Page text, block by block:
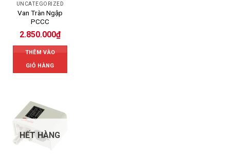
UNCATEGORIZED
Van Tràn Ngập
PCCC
2.850.000₫
THÊM VÀO
GIỎ HÀNG
HẾT HÀNG